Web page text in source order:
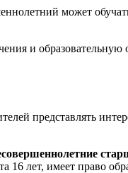
может
и образовательную
представлять
лет, имеет право